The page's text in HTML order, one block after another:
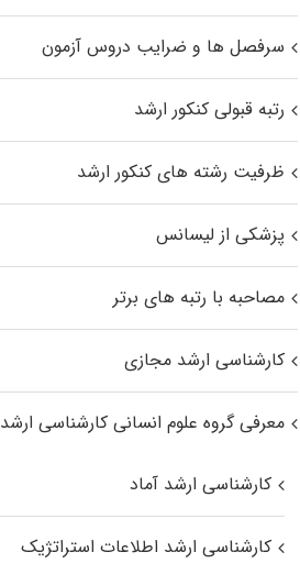
سرفصل ها و ضرایب دروس آزمون
رتبه قبولی کنکور ارشد
ظرفیت رشته های کنکور ارشد
پزشکی از لیسانس
مصاحبه با رتبه های برتر
کارشناسی ارشد مجازی
معرفی گروه علوم انسانی کارشناسی ارشد
کارشناسی ارشد آماد
کارشناسی ارشد اطلاعات استراتژیک